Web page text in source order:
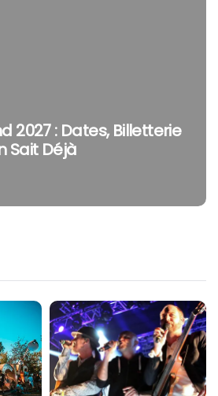
2027 : Dates, Billetterie
Sait Déjà